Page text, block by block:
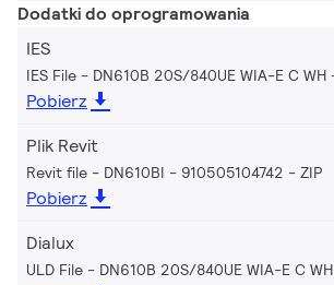
Dodatki do oprogramowania
IES
IES File - DN610B 20S/840UE WIA-E C WH
Pobierz
Plik Revit
Revit file - DN610BI - 910505104742 ZIP
Pobierz
Dialux
ULD File - DN610B 20S/840UE WIA-E C WH